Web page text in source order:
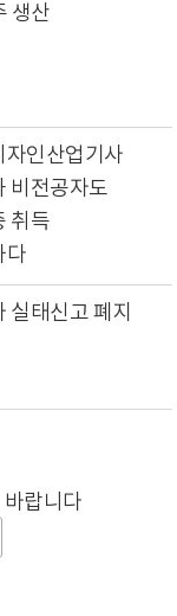
생산
자인산업기사
비전공자도
취득
다
실태신고 폐지
랍니다